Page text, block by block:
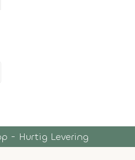
- Hurtig Levering